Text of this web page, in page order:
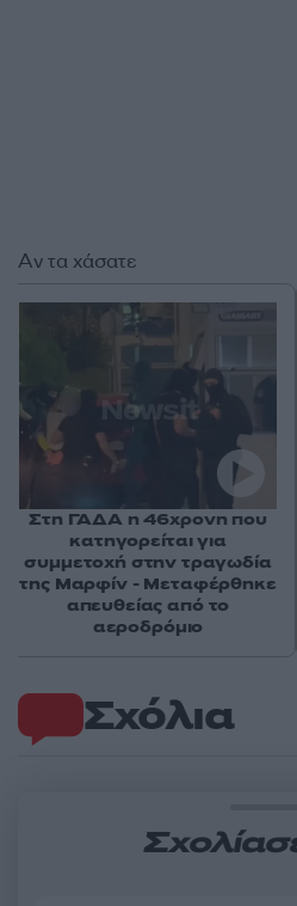
Σχόλια
Αν τα χάσατε
Στη ΓΑΔΑ η 46χρονη που
κατηγορείται για
συμμετοχή στην τραγωδία
της Μαρφίν - Μεταφέρθηκε
απευθείας από το
αεροδρόμιο